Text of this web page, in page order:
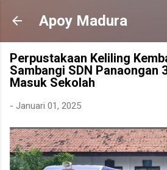
Langsung ke konten
Apoy Madura
Perpustakaan Keliling
Sambangi SDN Panaongan
Masuk Sekolah
- Januari 01, 2025